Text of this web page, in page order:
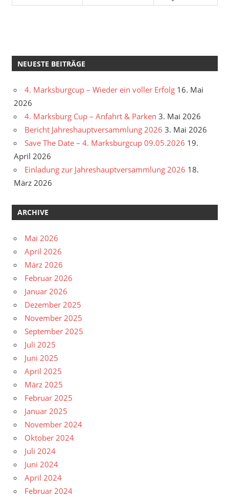
NEUESTE BEITRÄGE
4. Marksburgcup – Wieder ein voller Erfolg 16. Mai
2026
4. Marksburg Cup – Anfahrt & Parken 3. Mai 2026
Bericht Jahreshauptversammlung 2026 3. Mai 2026
Save The Date – 4. Marksburgcup 09.05.2026 19.
April 2026
Einladung zur Jahreshauptversammlung 2026 18.
März 2026
ARCHIVE
Mai 2026
April 2026
März 2026
Februar 2026
Januar 2026
Dezember 2025
November 2025
September 2025
Juli 2025
Juni 2025
April 2025
März 2025
Februar 2025
Januar 2025
November 2024
Oktober 2024
Juli 2024
Juni 2024
April 2024
Februar 2024